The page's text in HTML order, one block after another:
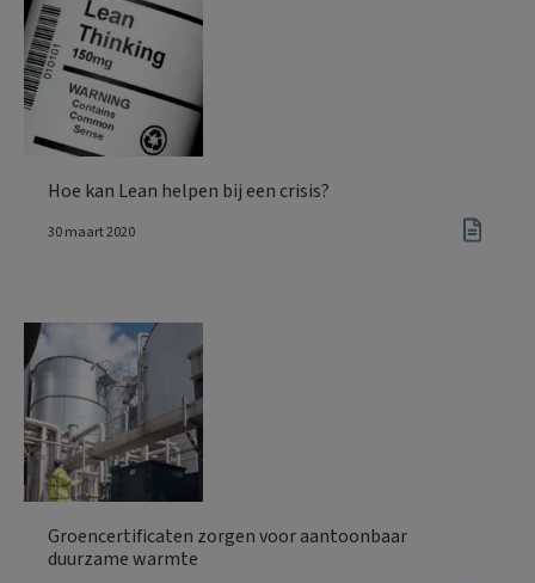
Hoe kan Lean helpen bij een crisis?
30 maart 2020
Groencertificaten zorgen voor aantoonbaar
duurzame warmte